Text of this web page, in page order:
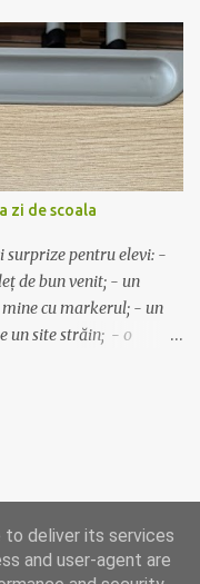
învățare - pașaportul
tinutul-vrajit-al-
Găsești fișele,
jocuri -descarca 😊
are bradul impodobit-
inmultiri de toamna joc-
”Lovește
zi de scoala
surprize pentru elevi: -
de bun venit; - un
cu markerul; - un
un site străin; - o
Commons
4.0 International
to deliver its services
and user-agent are